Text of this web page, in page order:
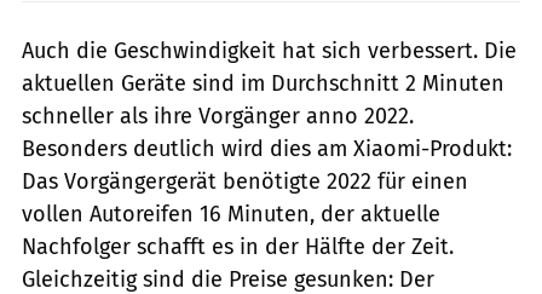
Auch die Geschwindigkeit hat sich verbessert. Die
aktuellen Geräte sind im Durchschnitt 2 Minuten
schneller als ihre Vorgänger anno 2022.
Besonders deutlich wird dies am Xiaomi-Produkt:
Das Vorgängergerät benötigte 2022 für einen
vollen Autoreifen 16 Minuten, der aktuelle
Nachfolger schafft es in der Hälfte der Zeit.
Gleichzeitig sind die Preise gesunken: Der